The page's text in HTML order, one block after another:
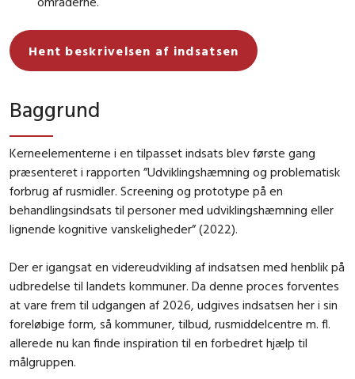
Hent beskrivelsen af indsatsen
Baggrund
Kerneelementerne i en tilpasset indsats blev første gang
præsenteret i rapporten ”Udviklingshæmning og problematisk
forbrug af rusmidler. Screening og prototype på en
behandlingsindsats til personer med udviklingshæmning eller
lignende kognitive vanskeligheder” (2022).
Der er igangsat en videreudvikling af indsatsen med henblik på
udbredelse til landets kommuner. Da denne proces forventes
at vare frem til udgangen af 2026, udgives indsatsen her i sin
foreløbige form, så kommuner, tilbud, rusmiddelcentre m. fl.
allerede nu kan finde inspiration til en forbedret hjælp til
målgruppen.